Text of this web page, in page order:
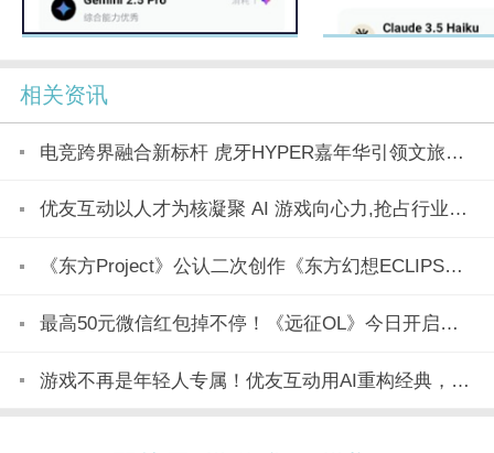
相关资讯
电竞跨界融合新标杆 虎牙HYPER嘉年华引领文旅产业新潮流
优友互动以人才为核凝聚 AI 游戏向心力,抢占行业变革制高点
《东方Project》公认二次创作《东方幻想ECLIPSE》7月23日正式上市
最高50元微信红包掉不停！《远征OL》今日开启美食节新区「玉脍」！
游戏不再是年轻人专属！优友互动用AI重构经典，全民都能玩